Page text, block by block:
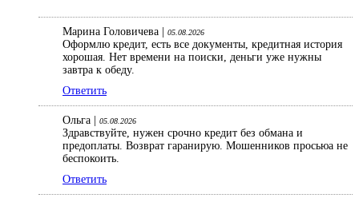
Марина Головичева | 05.08.2026
Оформлю кредит, есть все документы, кредитная история
хорошая. Нет времени на поиски, деньги уже нужны
завтра к обеду.
Ответить
Ольга | 05.08.2026
Здравствуйте, нужен срочно кредит без обмана и
предоплаты. Возврат гаранирую. Мошенников просьюа не
беспокоить.
Ответить